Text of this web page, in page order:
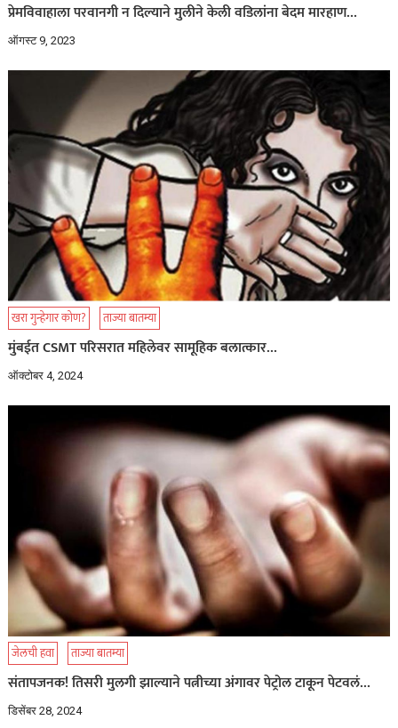
प्रेमविवाहाला परवानगी न दिल्याने मुलीने केली वडिलांना बेदम मारहाण…
ऑगस्ट 9, 2023
खरा गुन्हेगार कोण? ताज्या बातम्या
मुंबईत CSMT परिसरात महिलेवर सामूहिक बलात्कार…
ऑक्टोबर 4, 2024
जेलची हवा ताज्या बातम्या
संतापजनक! तिसरी मुलगी झाल्याने पत्नीच्या अंगावर पेट्रोल टाकून पेटवलं…
डिसेंबर 28, 2024